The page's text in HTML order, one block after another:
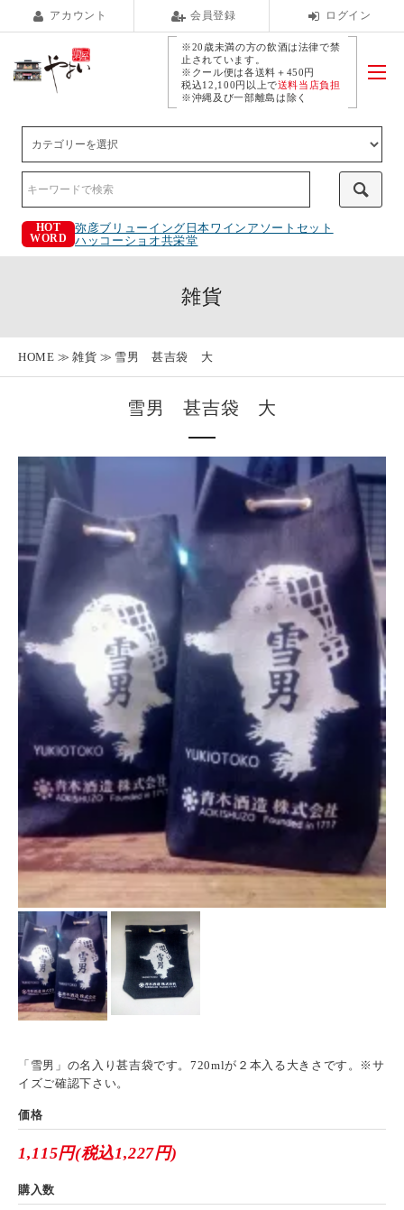
アカウント 会員登録 ログイン
※20歳未満の方の飲酒は法律で禁
止されています。
※クール便は各送料＋450円
税込12,100円以上で送料当店負担
※沖縄及び一部離島は除く
HOT
WORD
弥彦ブリューイング 日本ワインアソートセット
ハッコーショオ共栄堂
雑貨
HOME 雑貨 雪男 甚吉袋 大
雪男 甚吉袋 大
「雪男」の名入り甚吉袋です。720mlが２本入る大きさです。※サ
イズご確認下さい。
価格
1,115円(税込1,227円)
購入数